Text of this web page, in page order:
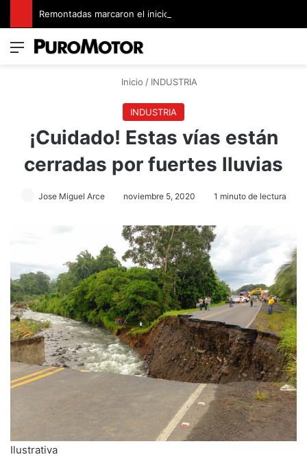
Menú
Inicio / INDUSTRIA
INDUSTRIA
¡Cuidado! Estas vías están
cerradas por fuertes lluvias
Jose Miguel Arce noviembre 5, 2020 1 minuto de lectura
Ilustrativa